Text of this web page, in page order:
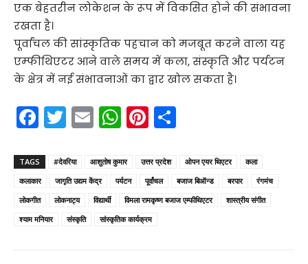
एक बेहतरीन लोकेशन के रूप में विकसित होने की संभावना
रखता है।
पूर्वांचल की सांस्कृतिक पहचान को मजबूत करने वाला यह
एम्फीथिएटर आने वाले समय में कला, संस्कृति और पर्यटन
के क्षेत्र में नई संभावनाओं का द्वार खोल सकता है।
F
a
c
e
b
o
T
w
itt
er
E
m
ai
l
W
h
a
ts
A
p
Pi
nt
er
e
st
ar
e
TAGS #देवरिया आशुतोष कुमार उत्तर प्रदेश ओपन एयर थिएटर
कला
कलाकार
जागृति उद्यम केंद्र पर्यटन पूर्वांचल बजाज बिऑन्ड बरपार
रंगमंच
लोकगीत
लोकनाट्य विद्यार्थी विमला रामकृष्ण बजाज एम्फीथिएटर
शास्त्रीय संगीत
श्याम मनियार
संस्कृति सांस्कृतिक कार्यक्रम